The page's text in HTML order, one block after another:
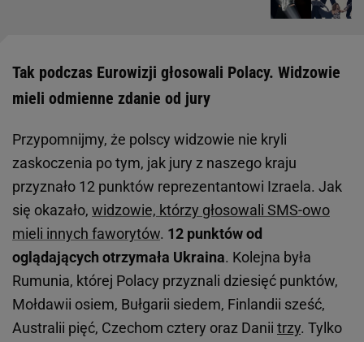
Tak podczas Eurowizji głosowali Polacy. Widzowie
mieli odmienne zdanie od jury
Przypomnijmy, że polscy widzowie nie kryli
zaskoczenia po tym, jak jury z naszego kraju
przyznało 12 punktów reprezentantowi Izraela. Jak
się okazało, widzowie, którzy głosowali SMS-owo
mieli innych faworytów. 12 punktów od
oglądających otrzymała Ukraina. Kolejna była
Rumunia, której Polacy przyznali dziesięć punktów,
Mołdawii osiem, Bułgarii siedem, Finlandii sześć,
Australii pięć, Czechom cztery oraz Danii trzy. Tylko